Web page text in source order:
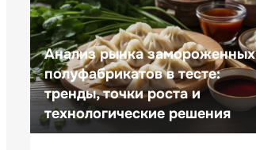
Анализ рынка замороженных
полуфабрикатов в тесте:
тренды, точки роста и
технологические решения